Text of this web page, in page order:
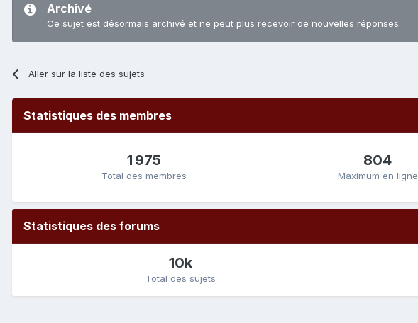
Archivé
Ce sujet est désormais archivé et ne peut plus recevoir de nouvelles réponses.
Aller sur la liste des sujets
Statistiques des membres
1 975
Total des membres
804
Maximum en ligne
Statistiques des forums
10k
Total des sujets